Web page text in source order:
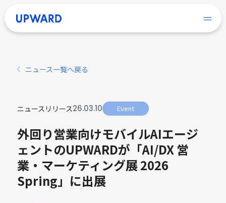
ニュース一覧へ戻る
ニュースリリース26.03.10 Event
外回り営業向けモバイルAIエージ
ェントのUPWARDが「AI/DX 営
業・マーケティング展 2026
Spring」に出展